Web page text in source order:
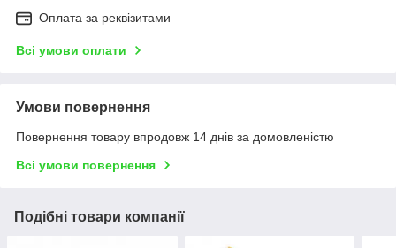
Оплата за реквізитами
Всі умови оплати
Умови повернення
Повернення товару впродовж 14 днів за домовленістю
Всі умови повернення
Подібні товари компанії